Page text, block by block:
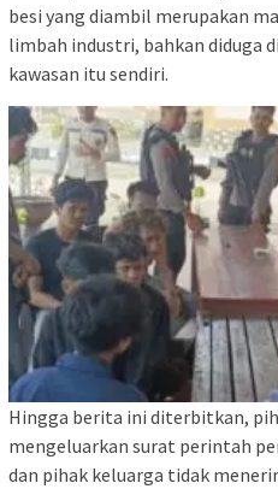
besi yang diambil merupakan
limbah industri, bahkan diduga
kawasan itu sendiri.
Hingga berita ini diterbitkan,
mengeluarkan surat perintah
dan pihak keluarga tidak